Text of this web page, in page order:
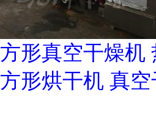
方形真空干燥机
方形烘干机 真